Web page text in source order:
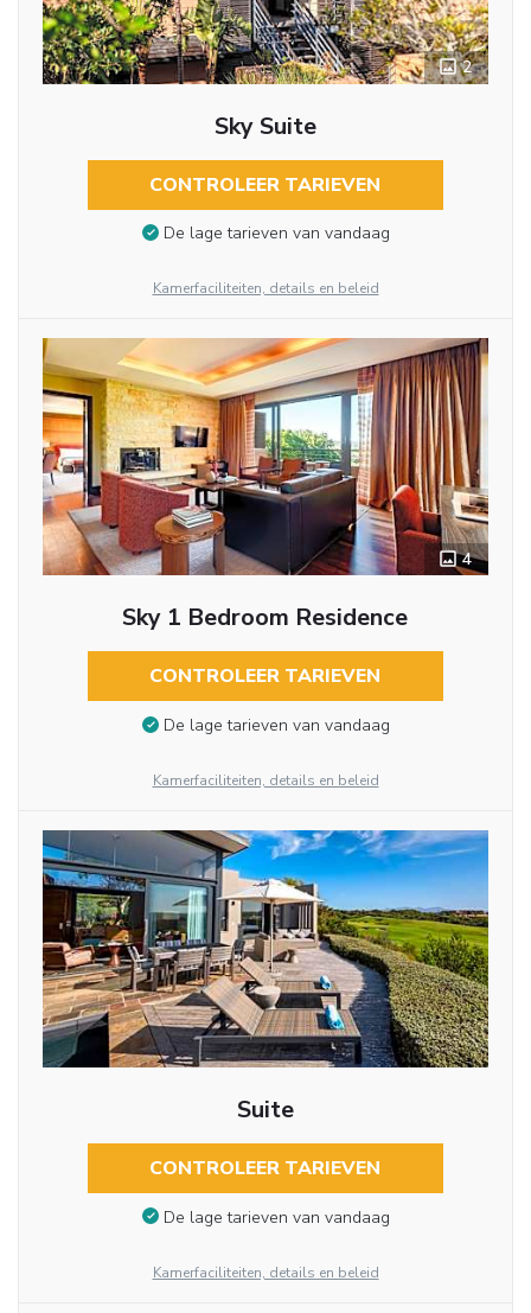
2
Sky Suite
CONTROLEER TARIEVEN
De lage tarieven van vandaag
Kamerfaciliteiten, details en beleid
4
Sky 1 Bedroom Residence
CONTROLEER TARIEVEN
De lage tarieven van vandaag
Kamerfaciliteiten, details en beleid
Suite
CONTROLEER TARIEVEN
De lage tarieven van vandaag
Kamerfaciliteiten, details en beleid